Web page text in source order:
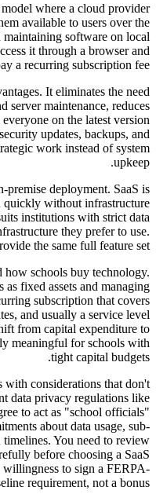
where a cloud provider
available to users over the
software on local
it through a browser and
a recurring subscription fee.
It eliminates the need
server maintenance, reduces
on the latest version
updates, backups, and
work instead of system
upkeep.
premise deployment. SaaS is
quickly without infrastructure
institutions with strict data
they prefer to use.
the same full feature set.
how schools buy technology.
fixed assets and managing
subscription that covers
and usually a service level
from capital expenditure to
meaningful for schools with
tight capital budgets.
with considerations that don't
data privacy regulations like
to act as "school officials"
about data usage, sub-
You need to review
before choosing a SaaS
to sign a FERPA-
requirement, not a bonus.